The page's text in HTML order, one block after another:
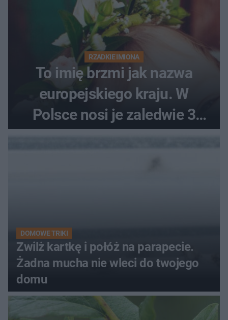
RZADKIE IMIONA
To imię brzmi jak nazwa
europejskiego kraju. W
Polsce nosi je zaledwie 3
DOMOWE TRIKI
Zwilż kartkę i połóż na parapecie.
Żadna mucha nie wleci do twojego
domu